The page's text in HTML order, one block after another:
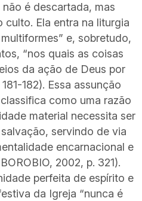
é descartada, mas
culto. Ela entra na liturgia
e, sobretudo,
“nos quais as coisas
da ação de Deus por
182). Essa assunção
como uma razão
material necessita ser
servindo de via
encarnacional e
2002, p. 321).
perfeita de espírito e
da Igreja “nunca é